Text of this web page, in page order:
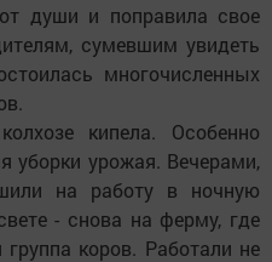
души и поправила свое
сумевшим увидеть
многочисленных
кипела. Особенно
уборки урожая. Вечерами,
на работу в ночную
- снова на ферму, где
коров. Работали не